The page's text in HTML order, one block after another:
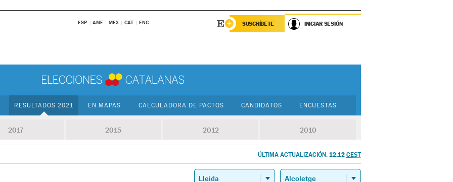
ESP AME MEX CAT ENG SUSCRÍBETE INICIAR SESIÓN
RESULTADOS 2021 EN MAPAS CALCULADORA DE PACTOS CANDIDATOS ENCUESTAS
2017 2015 2012 2010
ÚLTIMA ACTUALIZACIÓN: 12.12 CEST